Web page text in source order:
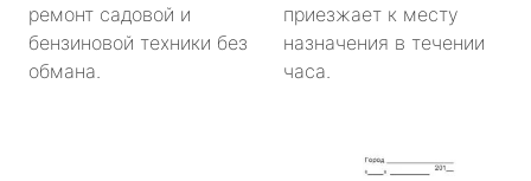
ремонт садовой и
бензиновой техники без
обмана.
приезжает к месту
назначения в течении
часа.